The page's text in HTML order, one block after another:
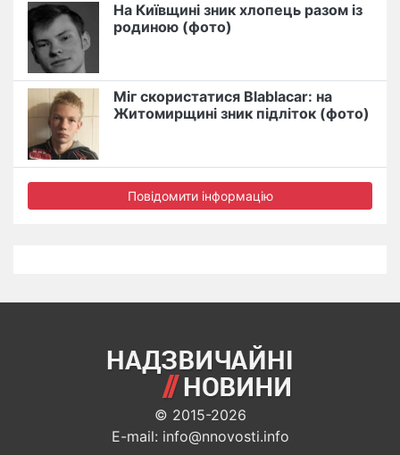
На Київщині зник хлопець разом із
родиною (фото)
Міг скористатися Blablacar: на
Житомирщині зник підліток (фото)
Повідомити інформацію
© 2015-2026
E-mail: info@nnovosti.info